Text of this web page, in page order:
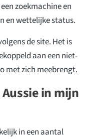
zoekmachine en
en wettelijke status.
de site. Het is
aan een niet-
met zich meebrengt.
in mijn
in een aantal